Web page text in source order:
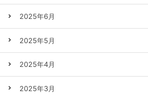
2025年6月
2025年5月
2025年4月
2025年3月